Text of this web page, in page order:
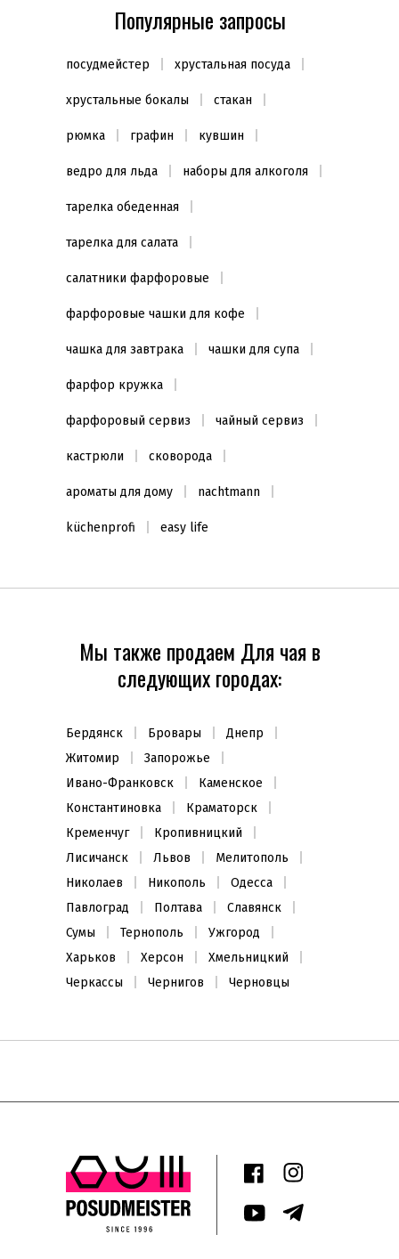
Популярные запросы
посудмейстер хрустальная посуда
хрустальные бокалы стакан
рюмка графин кувшин
ведро для льда наборы для алкоголя
тарелка обеденная
тарелка для салата
салатники фарфоровые
фарфоровые чашки для кофе
чашка для завтрака чашки для супа
фарфор кружка
фарфоровый сервиз чайный сервиз
кастрюли сковорода
ароматы для дому nachtmann
küchenprofi easy life
Мы также продаем Для чая в
следующих городах:
Бердянск Бровары
Днепр
Житомир
Запорожье
Ивано-Франковск
Каменское
Константиновка
Краматорск
Кременчуг
Кропивницкий
Лисичанск
Львов
Мелитополь
Николаев
Никополь
Одесса
Павлоград
Полтава
Славянск
Сумы
Тернополь
Ужгород
Харьков
Херсон
Хмельницкий
Черкассы
Чернигов Черновцы